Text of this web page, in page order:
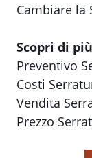
Cambiare la
Scopri di
Preventivo
Costi
Vendita
Prezzo